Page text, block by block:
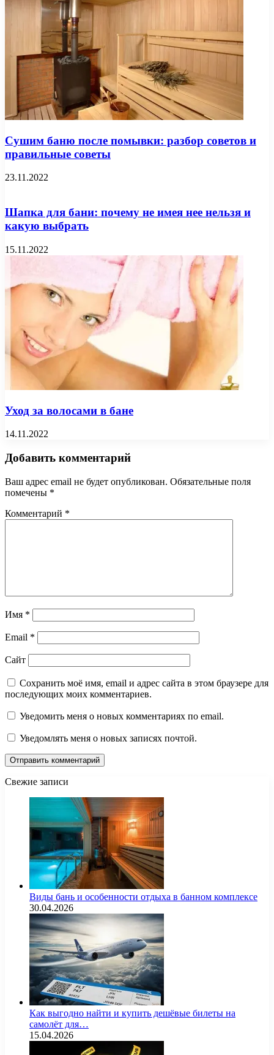
Сушим баню после помывки: разбор советов и
правильные советы
23.11.2022
Шапка для бани: почему не имея нее нельзя и
какую выбрать
15.11.2022
Уход за волосами в бане
14.11.2022
Добавить комментарий
Ваш адрес email не будет опубликован. Обязательные поля
помечены *
Комментарий *
Имя *
Email *
Сайт
Сохранить моё имя, email и адрес сайта в этом браузере для
последующих моих комментариев.
Уведомить меня о новых комментариях по email.
Уведомлять меня о новых записях почтой.
Свежие записи
Виды бань и особенности отдыха в банном комплексе
30.04.2026
Как выгодно найти и купить дешёвые билеты на
самолёт для…
15.04.2026